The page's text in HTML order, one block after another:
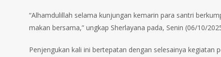
“Alhamdulillah selama kunjungan kemarin para santri
makan bersama,” ungkap Sherlayana pada, Senin (06/10/
Penjengukan kali ini bertepatan dengan selesainya kegiatan